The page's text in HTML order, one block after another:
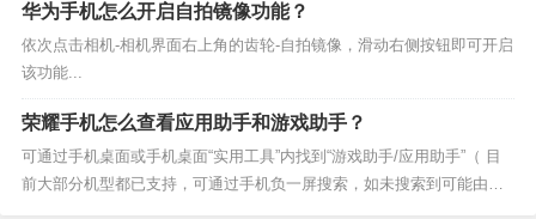
华为手机怎么开启自拍镜像功能？
依次点击相机-相机界面右上角的齿轮-自拍镜像，滑动右侧按钮即可开启
该功能...
荣耀手机怎么查看应用助手和游戏助手？
可通过手机桌面或手机桌面“实用工具”内找到“游戏助手/应用助手”（ 目
前大部分机型都已支持，可通过手机负一屏搜索，如未搜索到可能由于